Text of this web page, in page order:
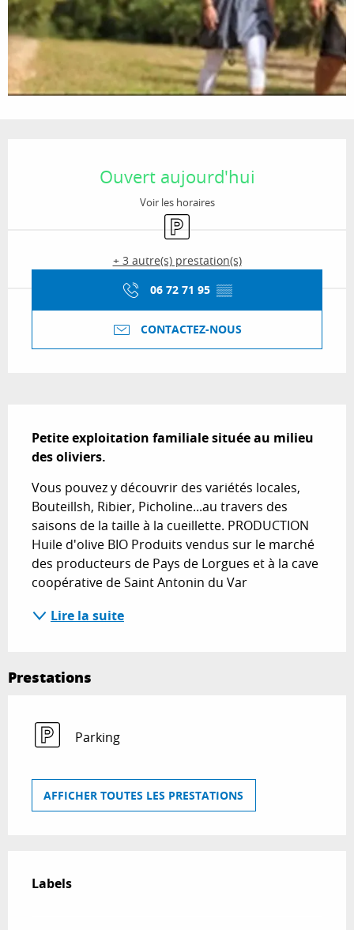
Ouvert aujourd'hui
Voir les horaires
Parking
+ 3 autre(s) prestation(s)
06 72 71 95 ▒▒
CONTACTEZ-NOUS
Petite exploitation familiale située au milieu
des oliviers.
Vous pouvez y découvrir des variétés locales,
Bouteillsh, Ribier, Picholine...au travers des
saisons de la taille à la cueillette. PRODUCTION
Huile d'olive BIO Produits vendus sur le marché
des producteurs de Pays de Lorgues et à la cave
coopérative de Saint Antonin du Var
Lire la suite
Prestations
Parking
AFFICHER TOUTES LES PRESTATIONS
Labels
Labels